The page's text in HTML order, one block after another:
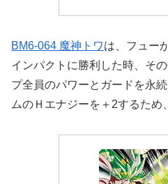
BM6-064 魔神トワは、フュー
インパクトに勝利した時、そ
プ全員のパワーとガードを永
ムのＨエナジーを＋2するため